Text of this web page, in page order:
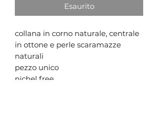
Esaurito
collana in corno naturale, centrale
in ottone e perle scaramazze
naturali
pezzo unico
nichel free